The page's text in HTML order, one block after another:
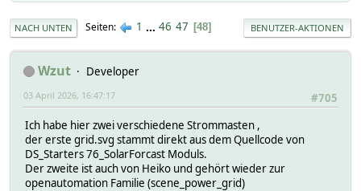
NACH UNTEN Seiten 1 ... 46 47 48 BENUTZER-AKTIONEN
Wzut
Developer
#705
03 April 2026, 16:47:17
Ich habe hier zwei verschiedene Strommasten ,
der erste grid.svg stammt direkt aus dem Quellcode von
DS_Starters 76_SolarForcast Moduls.
Der zweite ist auch von Heiko und gehört wieder zur
openautomation Familie (scene_power_grid)